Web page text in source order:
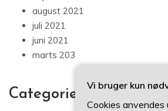
august 2021
juli 2021
juni 2021
marts 203
Categories
Vi bruger kun
Cookies anvendes